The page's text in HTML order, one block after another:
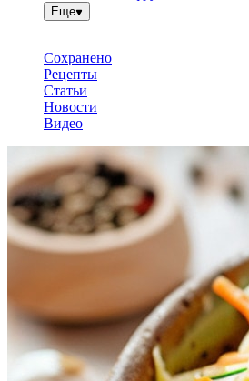
Еще
Сохранено
Рецепты
Статьи
Новости
Видео